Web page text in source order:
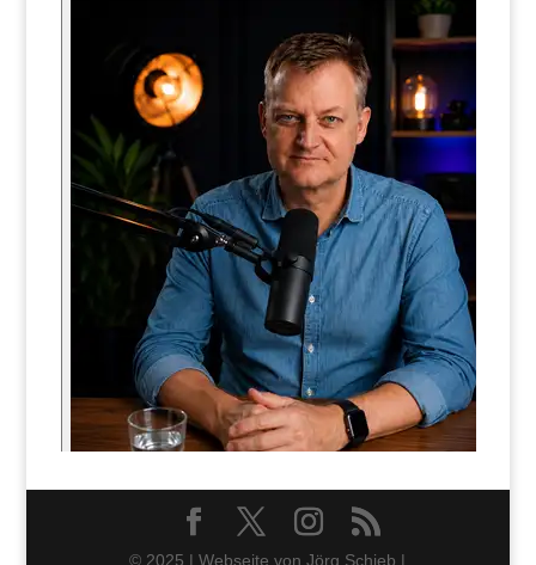
© 2025 | Webseite von Jörg Schieb |